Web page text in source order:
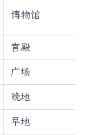
博物馆
宫殿
广场
晚地
早地